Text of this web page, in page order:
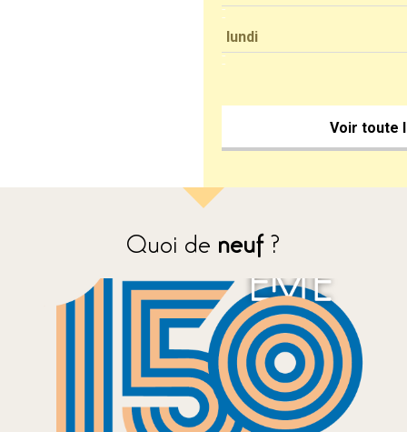
lundi
Voir toute
Quoi de neuf?